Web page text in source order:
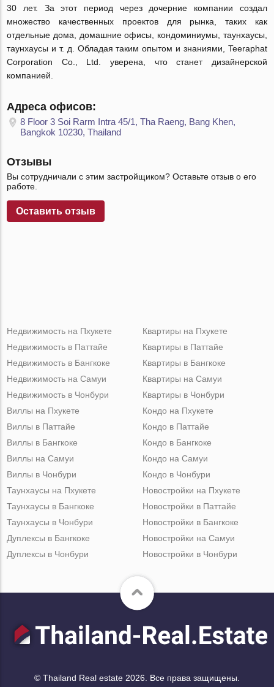
30 лет. За этот период через дочерние компании создал
множество качественных проектов для рынка, таких как
отдельные дома, домашние офисы, кондоминиумы, таунхаусы,
таунхаусы и т. д. Обладая таким опытом и знаниями, Teeraphat
Corporation Co., Ltd. уверена, что станет дизайнерской
компанией.
Адреса офисов:
8 Floor 3 Soi Rarm Intra 45/1, Tha Raeng, Bang Khen,
Bangkok 10230, Thailand
Отзывы
Вы сотрудничали с этим застройщиком? Оставьте отзыв о его
работе.
Оставить отзыв
Недвижимость на Пхукете
Недвижимость в Паттайе
Недвижимость в Бангкоке
Недвижимость на Самуи
Недвижимость в Чонбури
Квартиры на Пхукете
Квартиры в Паттайе
Квартиры в Бангкоке
Квартиры на Самуи
Квартиры в Чонбури
Виллы на Пхукете
Виллы в Паттайе
Виллы в Бангкоке
Виллы на Самуи
Виллы в Чонбури
Кондо на Пхукете
Кондо в Паттайе
Кондо в Бангкоке
Кондо на Самуи
Кондо в Чонбури
Таунхаусы на Пхукете
Таунхаусы в Бангкоке
Таунхаусы в Чонбури
Дуплексы в Бангкоке
Дуплексы в Чонбури
Новостройки на Пхукете
Новостройки в Паттайе
Новостройки в Бангкоке
Новостройки на Самуи
Новостройки в Чонбури
© Thailand Real estate 2026. Все права защищены.